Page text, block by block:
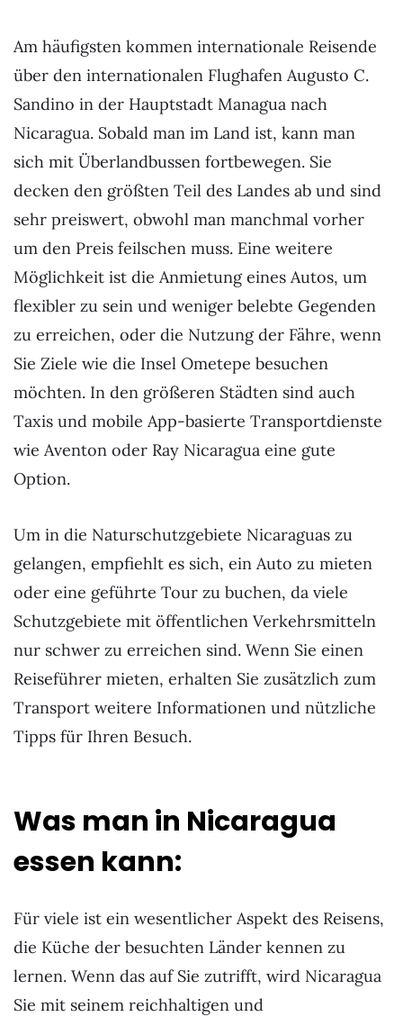
Am häufigsten kommen internationale Reisende
über den internationalen Flughafen Augusto C.
Sandino in der Hauptstadt Managua nach
Nicaragua. Sobald man im Land ist, kann man
sich mit Überlandbussen fortbewegen. Sie
decken den größten Teil des Landes ab und sind
sehr preiswert, obwohl man manchmal vorher
um den Preis feilschen muss. Eine weitere
Möglichkeit ist die Anmietung eines Autos, um
flexibler zu sein und weniger belebte Gegenden
zu erreichen, oder die Nutzung der Fähre, wenn
Sie Ziele wie die Insel Ometepe besuchen
möchten. In den größeren Städten sind auch
Taxis und mobile App-basierte Transportdienste
wie Aventon oder Ray Nicaragua eine gute
Option.
Um in die Naturschutzgebiete Nicaraguas zu
gelangen, empfiehlt es sich, ein Auto zu mieten
oder eine geführte Tour zu buchen, da viele
Schutzgebiete mit öffentlichen Verkehrsmitteln
nur schwer zu erreichen sind. Wenn Sie einen
Reiseführer mieten, erhalten Sie zusätzlich zum
Transport weitere Informationen und nützliche
Tipps für Ihren Besuch.
Was man in Nicaragua
essen kann:
Für viele ist ein wesentlicher Aspekt des Reisens,
die Küche der besuchten Länder kennen zu
lernen. Wenn das auf Sie zutrifft, wird Nicaragua
Sie mit seinem reichhaltigen und